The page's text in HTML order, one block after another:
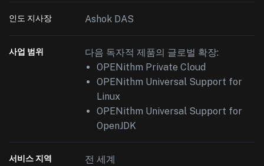
인도 지사장 Ashok DAS
사업 범위
다음 독자적 제품의 글로벌 확장:
OPENithm Private Cloud
OPENithm Universal Support for
Linux
OPENithm Universal Support for
OpenJDK
서비스 지역 전 세계